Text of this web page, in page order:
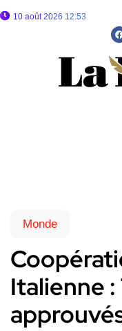
10 août 2026 12:53
Monde
Italienne